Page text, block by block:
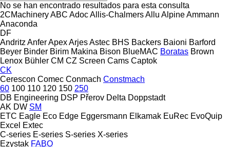
No se han encontrado resultados para esta consulta
2CMachineryABC AdocAllis-ChalmersAllu AlpineAmmann
Anaconda
DF
Andritz AnferApexArjesAstec BHS Backers Baioni Barford
Beyer Binder Birim Makina Bison BlueMAC Boratas Brown
Lenox Bühler CM CZ Screen Cams Captok
CK
Cerescon Comec Conmach Constmach
60 100 110 120 150 250
DB Engineering DSP Přerov Delta Doppstadt
AK DW SM
ETC Eagle Eco Edge Eggersmann Elkamak EuRec EvoQuip
Excel Extec
C-series E-series S-series X-series
Ezystak FABO